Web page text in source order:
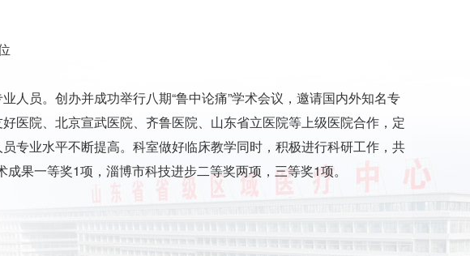
人员。创办并成功举行八期“鲁中论痛”学术会议，邀请国内外知名专
医院、北京宣武医院、齐鲁医院、山东省立医院等上级医院合作，定
专业水平不断提高。科室做好临床教学同时，积极进行科研工作，共
果一等奖1项，淄博市科技进步二等奖两项，三等奖1项。